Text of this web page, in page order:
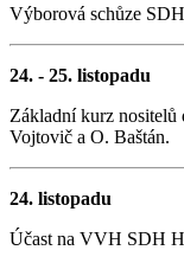
Výborová schůze
24. - 25. listopadu
Základní kurz
Vojtovič a O. Baštán.
24. listopadu
Účast na VVH SDH